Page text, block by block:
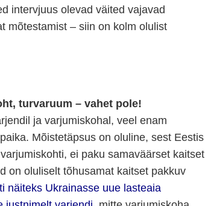
intervjuus olevad väited vajavad
mõtestamist – siin on kolm olulist
turvaruum – vahet pole!
ja varjumiskohal, veel enam
Mõistetäpsus on oluline, sest Eestis
ei paku samaväärset kaitset
on oluliselt tõhusamat kaitset pakkuv
näiteks Ukrainasse uue lasteaia